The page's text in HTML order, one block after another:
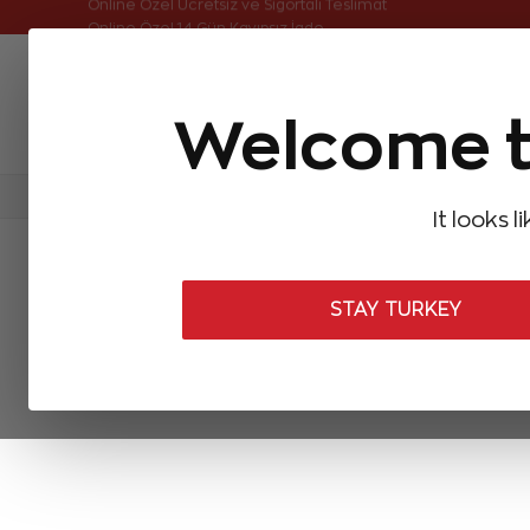
Welcome
It looks
STAY TURKEY
Online Özel Ücretsiz ve Sigortalı Teslimat
Aynı Gün Kargo Çok Satanlar